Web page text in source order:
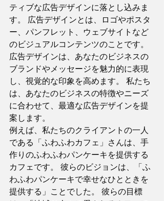
ティブな広告デザインに落とし込みま
す。 広告デザインとは、ロゴやポスタ
ー、パンフレット、ウェブサイトなど
のビジュアルコンテンツのことです。
広告デザインは、あなたのビジネスの
ブランドやメッセージを魅力的に表現
し、視覚的な印象を高めます。 私たち
は、あなたのビジネスの特徴やニーズ
に合わせて、最適な広告デザインを提
案します。
例えば、私たちのクライアントの一人
である「ふわふわカフェ」さんは、手
作りのふわふわパンケーキを提供する
カフェです。 彼らのビジョンは、「ふ
わふわパンケーキで幸せなひとときを
提供する」ことでした。 彼らの目標